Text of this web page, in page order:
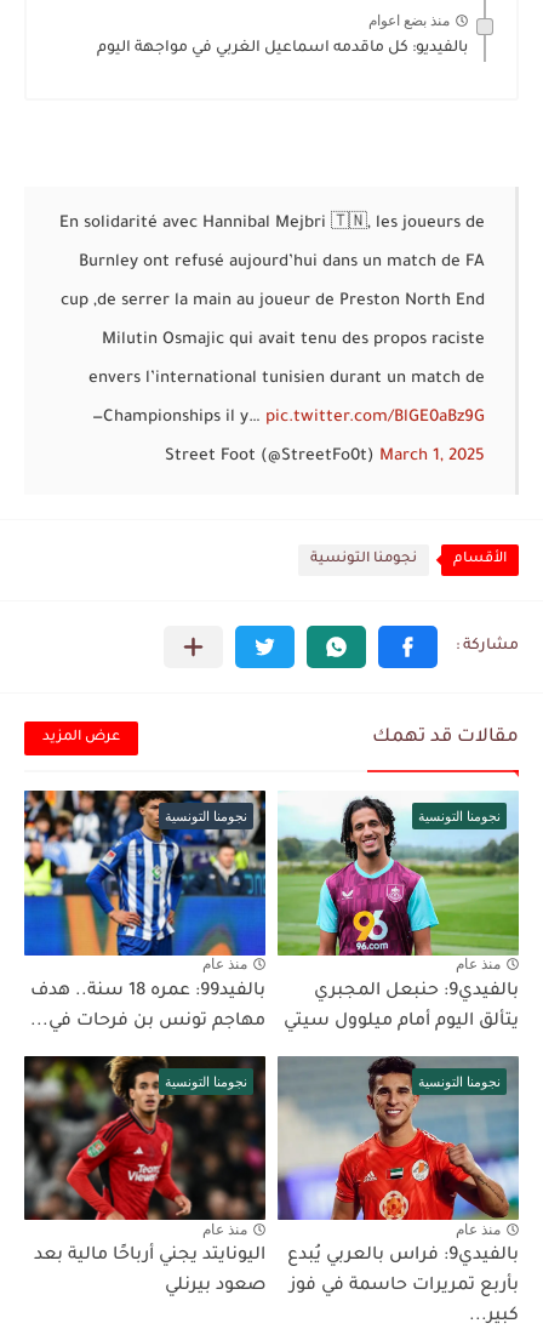
منذ بضع اعوام
بالفيديو: كل ماقدمه اسماعيل الغربي في مواجهة اليوم
En solidarité avec Hannibal Mejbri 🇹🇳, les joueurs de
Burnley ont refusé aujourd’hui dans un match de FA
cup ,de serrer la main au joueur de Preston North End
Milutin Osmajic qui avait tenu des propos raciste
envers l’international tunisien durant un match de
Championships il y… pic.twitter.com/BlGE0aBz9G
—
Street Foot (@StreetFo0t) March 1, 2025
الأقسام نجومنا التونسية
مقالات قد تهمك عرض المزيد
نجومنا التونسية
منذ عام
بالفيدي9: حنبعل المجبري
يتألق اليوم أمام ميلوول سيتي
نجومنا التونسية
منذ عام
بالفيد99: عمره 18 سنة.. هدف
مهاجم تونس بن فرحات في...
نجومنا التونسية
منذ عام
بالفيدي9: فراس بالعربي يُبدع
بأربع تمريرات حاسمة في فوز
كبير...
نجومنا التونسية
منذ عام
اليونايتد يجني أرباحًا مالية بعد
صعود بيرنلي